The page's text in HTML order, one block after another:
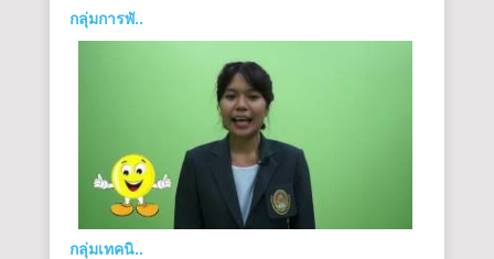
กลุ่มการพั..
กลุ่มเทคนิ..